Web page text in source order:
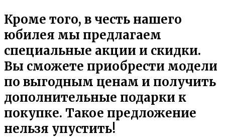
Кроме того, в честь нашего
юбилея мы предлагаем
специальные акции и скидки.
Вы сможете приобрести модели
по выгодным ценам и получить
дополнительные подарки к
покупке. Такое предложение
нельзя упустить!